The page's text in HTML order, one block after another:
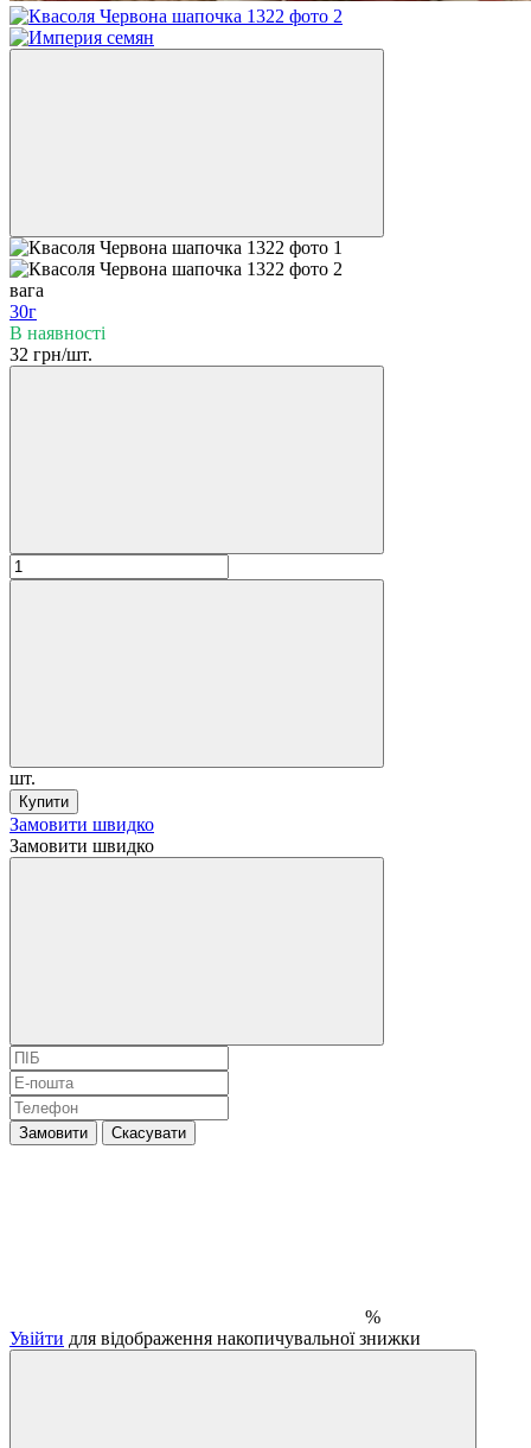
вага
30г
В наявності
32 грн/шт.
шт.
Купити
Замовити швидко
Замовити швидко
Замовити Скасувати
%
Увійти для відображення накопичувальної знижки